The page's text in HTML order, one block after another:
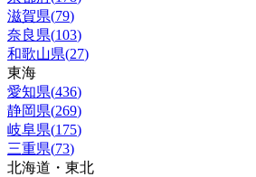
滋賀県(79)
奈良県(103)
和歌山県(27)
東海
愛知県(436)
静岡県(269)
岐阜県(175)
三重県(73)
北海道・東北